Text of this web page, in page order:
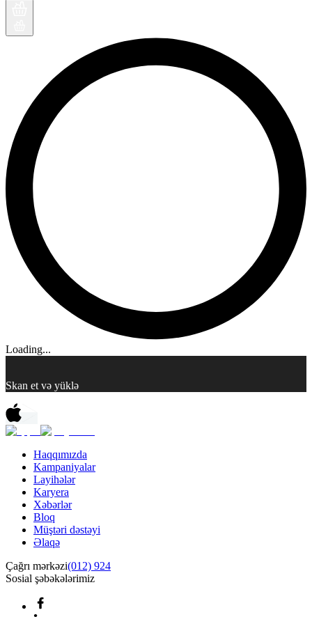
Loading...
Skan et və yüklə
Haqqımızda
Kampaniyalar
Layihələr
Karyera
Xəbərlər
Bloq
Müştəri dəstəyi
Əlaqə
Çağrı mərkəzi(012) 924
Sosial şəbəkələrimiz